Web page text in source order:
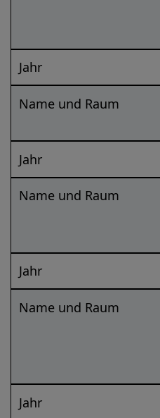
Jahr
Name und Raum
Jahr
Name und Raum
Jahr
Name und Raum
Jahr